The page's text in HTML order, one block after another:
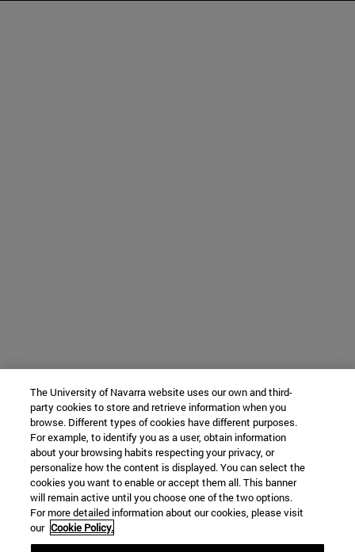
The University of Navarra website uses our own and third-
party cookies to store and retrieve information when you
browse. Different types of cookies have different purposes.
For example, to identify you as a user, obtain information
about your browsing habits respecting your privacy, or
personalize how the content is displayed. You can select the
cookies you want to enable or accept them all. This banner
will remain active until you choose one of the two options.
For more detailed information about our cookies, please visit
our Cookie Policy.